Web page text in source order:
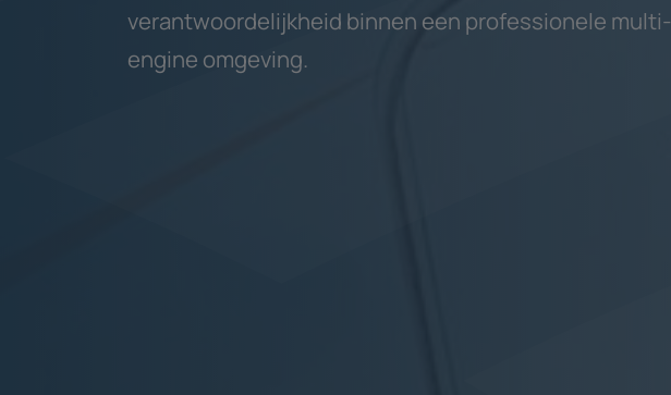
verantwoordelijkheid binnen een professionele multi-
engine omgeving.